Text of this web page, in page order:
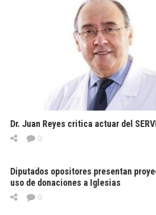
Dr. Juan Reyes critica actuar del
0
Diputados opositores presentan
uso de donaciones a Iglesias
0